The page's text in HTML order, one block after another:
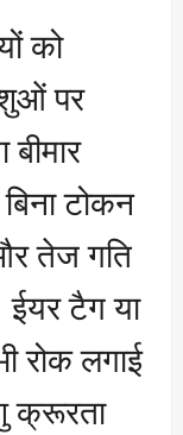
को
पर
टोकन
तेज गति
ईयर टैग या
रोक लगाई
क्रूरता